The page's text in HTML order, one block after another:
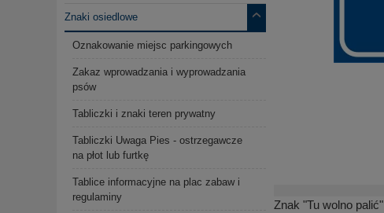
Znaki osiedlowe
Oznakowanie miejsc parkingowych
Zakaz wprowadzania i wyprowadzania
psów
Tabliczki i znaki teren prywatny
Tabliczki Uwaga Pies - ostrzegawcze
na płot lub furtkę
Tablice informacyjne na plac zabaw i
regulaminy
Znak "Tu wolno palić"